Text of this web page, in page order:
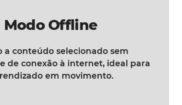
Modo Offline
a conteúdo selecionado sem
de conexão à internet, ideal para
em movimento.